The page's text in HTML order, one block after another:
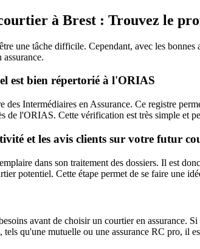
à Brest : Trouvez le
une tâche difficile. Cependant, avec les
est bien répertorié à l'ORIAS
Intermédiaires en Assurance. Ce registre
de l'ORIAS. Cette vérification est très simple et
et les avis clients sur votre futur
dans son traitement des dossiers. Il est
potentiel. Cette étape permet de se faire une
avant de choisir un courtier en assurance.
tels qu'une mutuelle ou une assurance RC pro,